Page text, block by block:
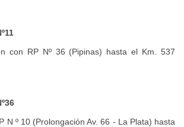
con RP Nº 36 (Pipinas) hasta el Km. 537
N º 10 (Prolongación Av. 66 - La Plata) hasta